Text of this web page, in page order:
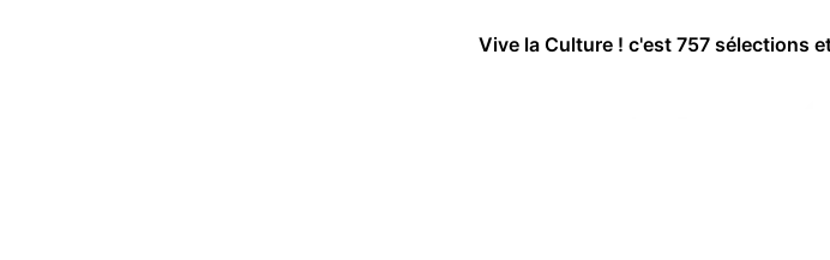
Vive la Culture ! c'est 757 sélections